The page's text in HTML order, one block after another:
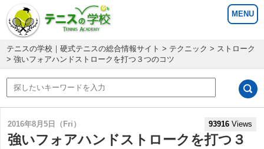
テニスの学校｜硬式テニスの総合情報サイト > テクニック > ストローク
> 強いフォアハンドストロークを打つ３つのコツ
2016年8月5日（Fri） 93916 Views
強いフォアハンドストロークを打つ３